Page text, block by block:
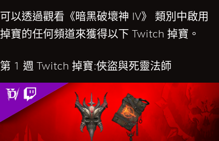
可以透過觀看《暗黑破壞神 IV》 類別中啟用
掉寶的任何頻道來獲得以下 Twitch 掉寶。
第 1 週 Twitch 掉寶:俠盜與死靈法師